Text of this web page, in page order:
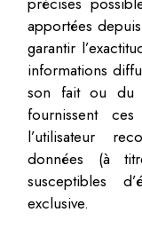
apportées
garantir
informations
son fait ou du
fournissent
l’utilisateur
données (à
susceptibles
exclusive.